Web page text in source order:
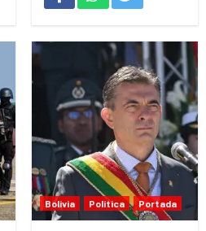
Bolivia Política Portada